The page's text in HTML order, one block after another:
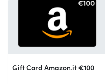
Gift Card Amazon.it €100